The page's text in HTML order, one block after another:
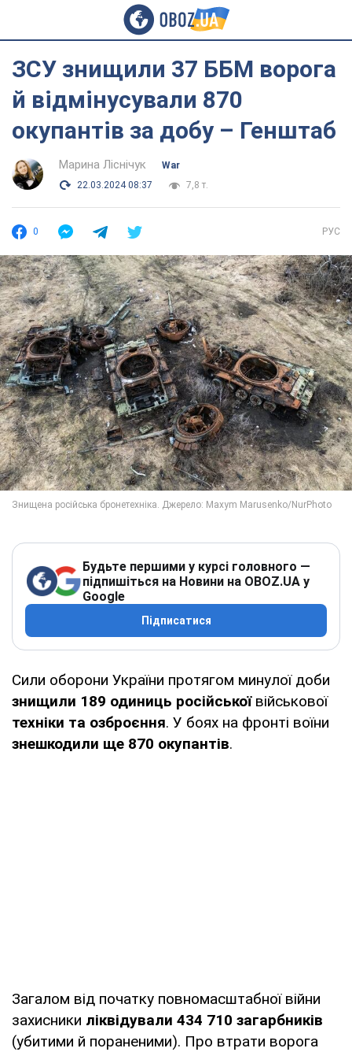
ЗСУ знищили 37 ББМ ворога
й відмінусували 870
окупантів за добу – Генштаб
Марина Ліснічук
War
22.03.2024 08:37
7,8 т.
0 РУС
Будьте першими у курсі головного —
підпишіться на Новини на OBOZ.UA у
Google
Підписатися
Сили оборони України протягом минулої доби
знищили 189 одиниць російської військової
техніки та озброєння. У боях на фронті воїни
знешкодили ще 870 окупантів.
Загалом від початку повномасштабної війни
захисники ліквідували 434 710 загарбників
(убитими й пораненими). Про втрати ворога